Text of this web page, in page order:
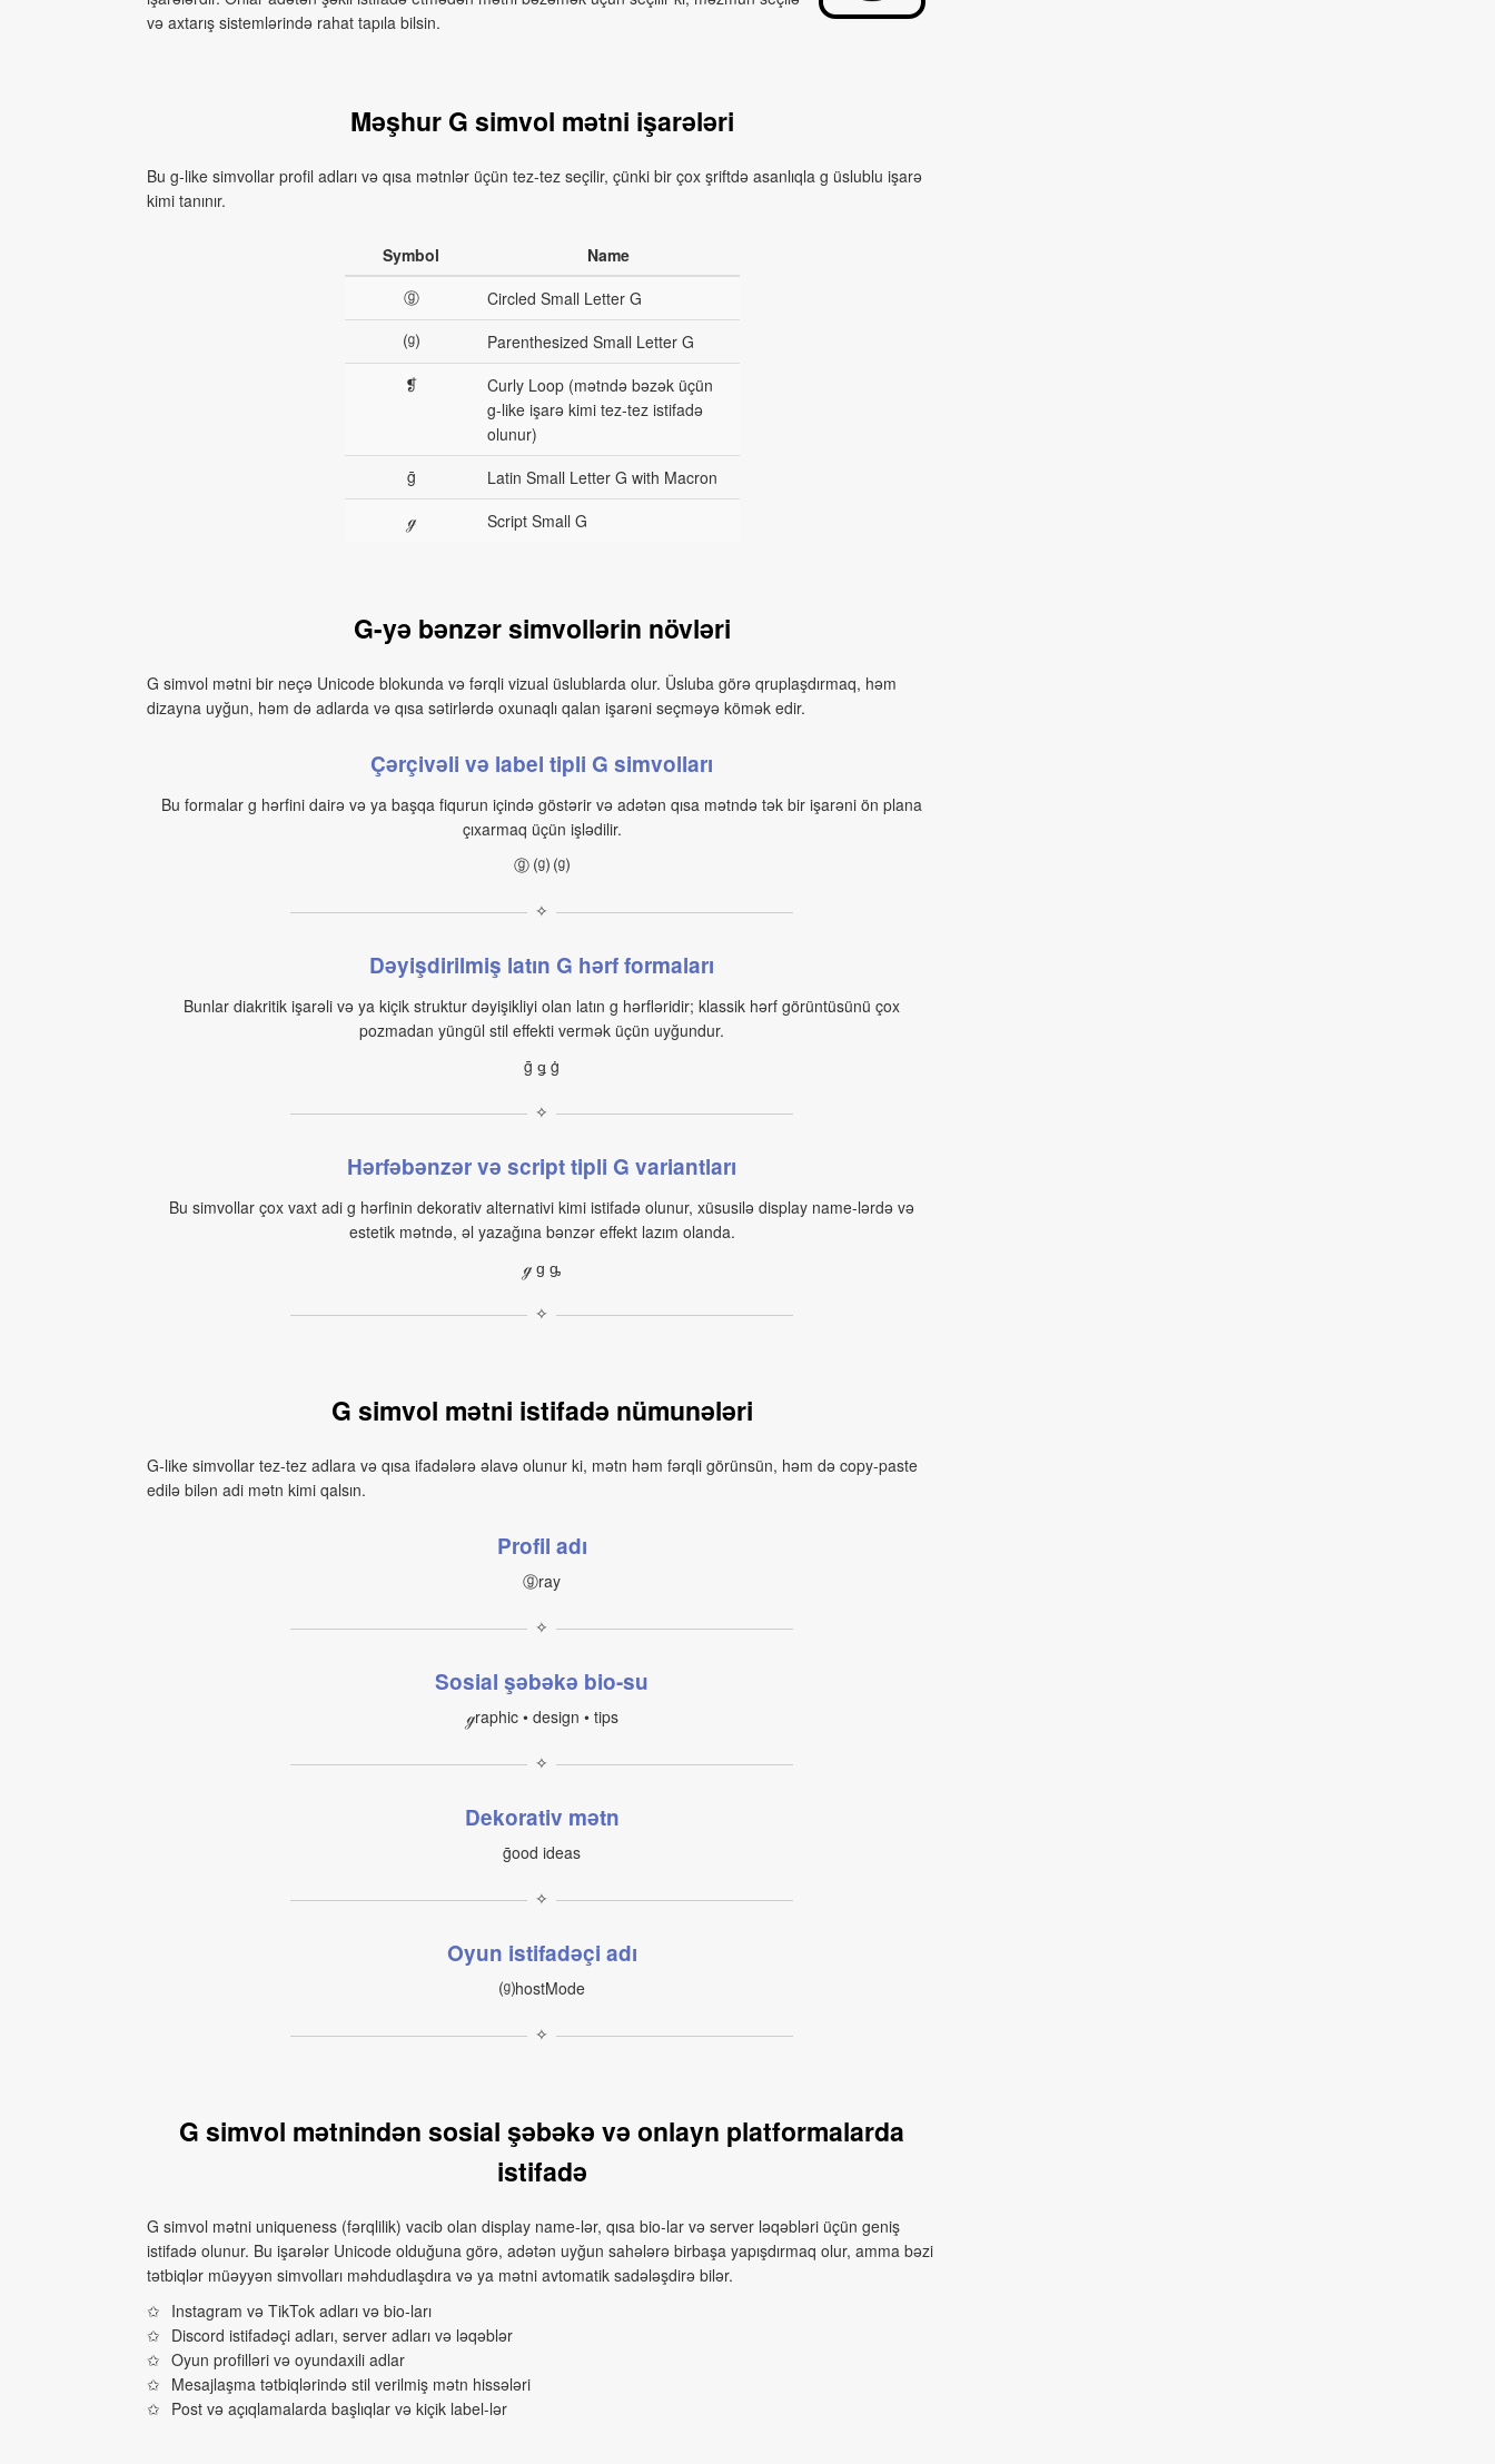
və axtarış sistemlərində rahat tapıla bilsin.
Məşhur G simvol mətni işarələri
Bu g‑like simvollar profil adları və qısa mətnlər üçün tez-tez seçilir, çünki bir çox şriftdə asanlıqla g üslublu işarə
kimi tanınır.
Symbol
Name
ⓖ
Circled Small Letter G
⒢
Parenthesized Small Letter G
❡
Curly Loop (mətndə bəzək üçün
g‑like işarə kimi tez-tez istifadə
olunur)
ḡ
Latin Small Letter G with Macron
ℊ
Script Small G
G-yə bənzər simvollərin növləri
G simvol mətni bir neçə Unicode blokunda və fərqli vizual üslublarda olur. Üsluba görə qruplaşdırmaq, həm
dizayna uyğun, həm də adlarda və qısa sətirlərdə oxunaqlı qalan işarəni seçməyə kömək edir.
Çərçivəli və label tipli G simvolları
Bu formalar g hərfini dairə və ya başqa fiqurun içində göstərir və adətən qısa mətndə tək bir işarəni ön plana
çıxarmaq üçün işlədilir.
ⓖ ⒢ ⒢
✧
Dəyişdirilmiş latın G hərf formaları
Bunlar diakritik işarəli və ya kiçik struktur dəyişikliyi olan latın g hərfləridir; klassik hərf görüntüsünü çox
pozmadan yüngül stil effekti vermək üçün uyğundur.
ḡ ǥ ġ
✧
Hərfəbənzər və script tipli G variantları
Bu simvollar çox vaxt adi g hərfinin dekorativ alternativi kimi istifadə olunur, xüsusilə display name-lərdə və
estetik mətndə, əl yazağına bənzər effekt lazım olanda.
ℊ ɡ ᶃ
✧
G simvol mətni istifadə nümunələri
G‑like simvollar tez-tez adlara və qısa ifadələrə əlavə olunur ki, mətn həm fərqli görünsün, həm də copy‑paste
edilə bilən adi mətn kimi qalsın.
Profil adı
ⓖray
✧
Sosial şəbəkə bio-su
ℊraphic • design • tips
✧
Dekorativ mətn
ḡood ideas
✧
Oyun istifadəçi adı
⒢hostMode
✧
G simvol mətnindən sosial şəbəkə və onlayn platformalarda
istifadə
G simvol mətni uniqueness (fərqlilik) vacib olan display name-lər, qısa bio-lar və server ləqəbləri üçün geniş
istifadə olunur. Bu işarələr Unicode olduğuna görə, adətən uyğun sahələrə birbaşa yapışdırmaq olur, amma bəzi
tətbiqlər müəyyən simvolları məhdudlaşdıra və ya mətni avtomatik sadələşdirə bilər.
Instagram və TikTok adları və bio-ları
Discord istifadəçi adları, server adları və ləqəblər
Oyun profilləri və oyundaxili adlar
Mesajlaşma tətbiqlərində stil verilmiş mətn hissələri
Post və açıqlamalarda başlıqlar və kiçik label-lər